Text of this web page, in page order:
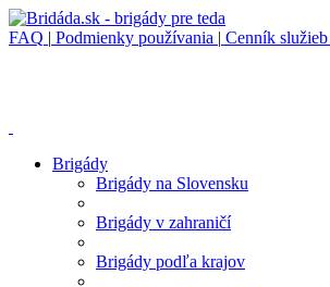
FAQ | Podmienky používania | Cenník služieb
Brigády
Brigády na Slovensku
Brigády v zahraničí
Brigády podľa krajov